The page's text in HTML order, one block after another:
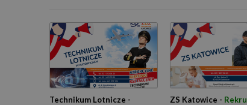
Technikum Lotnicze -
ZS Katowice -